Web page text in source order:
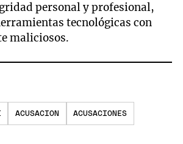
personal y profesional,
tecnológicas con
maliciosos.
ACUSACION ACUSACIONES